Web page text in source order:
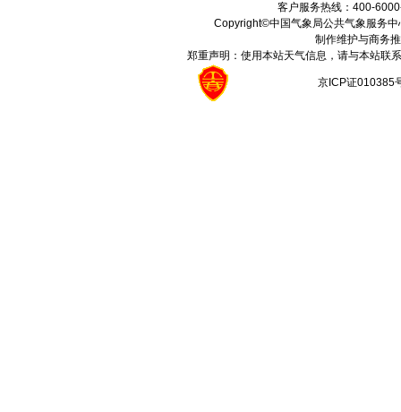
客户服务热线：400-
Copyright©中国气象局公共气象服务
制作维护与商务
郑重声明：使用本站天气信息，请与本站联
京ICP证010385